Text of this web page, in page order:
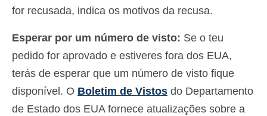
for recusada, indica os motivos da recusa.
Esperar por um número de visto: Se o teu
pedido for aprovado e estiveres fora dos EUA,
terás de esperar que um número de visto fique
disponível. O Boletim de Vistos do Departamento
de Estado dos EUA fornece atualizações sobre a